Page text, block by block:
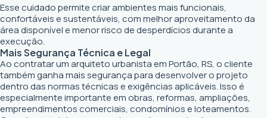
Esse cuidado permite criar ambientes mais funcionais,
confortáveis e sustentáveis, com melhor aproveitamento da
área disponível e menor risco de desperdícios durante a
execução.
Mais Segurança Técnica e Legal
Ao contratar um arquiteto urbanista em Portão, RS, o cliente
também ganha mais segurança para desenvolver o projeto
dentro das normas técnicas e exigências aplicáveis. Isso é
especialmente importante em obras, reformas, ampliações,
empreendimentos comerciais, condomínios e loteamentos.